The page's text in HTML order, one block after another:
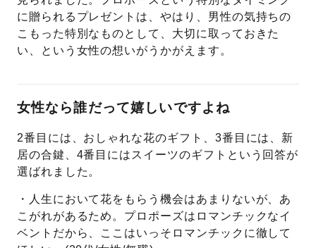
に贈られるプレゼントは、やはり、男性の気持ちの
こもった特別なものとして、大切に取っておきた
い、という女性の想いがうかがえます。
女性なら誰だって嬉しいですよね
2番目には、おしゃれな花のギフト、3番目には、新
居の合鍵、4番目にはスイーツのギフトという回答が
選ばれました。
・人生において花をもらう機会はあまりないが、あ
こがれがあるため。プロポーズはロマンチックなイ
ベントだから、ここはいっそロマンチックに徹して